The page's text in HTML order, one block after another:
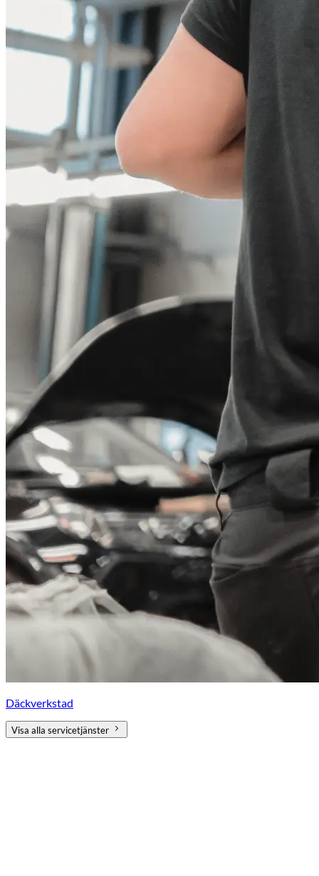
Däckverkstad
Visa alla servicetjänster